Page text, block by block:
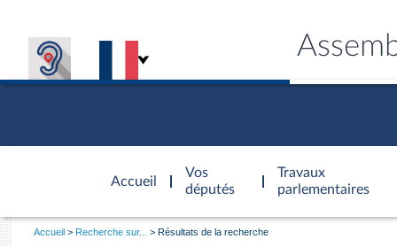
Accueil
d'accueil
Vos
députés
Travaux
parlementaires
Vous
Accueil Recherche sur... Résultats de la recherche